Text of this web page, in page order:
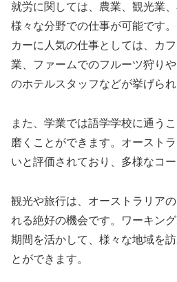
就労に関しては、農業、観光業
様々な分野での仕事が可能です
カーに人気の仕事としては、カ
業、ファームでのフルーツ狩り
のホテルスタッフなどが挙げられ
また、学業では語学学校に通う
磨くことができます。オースト
いと評価されており、多様なコ
観光や旅行は、オーストラリア
れる絶好の機会です。ワーキン
期間を活かして、様々な地域を
とができます。